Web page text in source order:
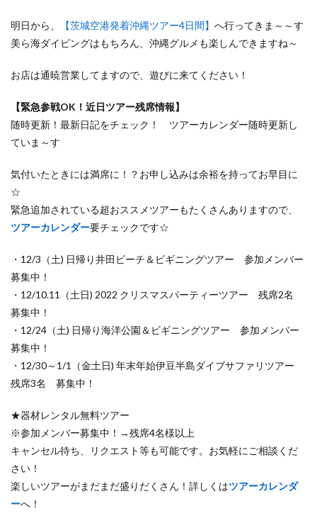
明日から、 【茨城空港発着沖縄ツアー4日間】 へ行ってきま～～す
美ら海ダイビングはもちろん、沖縄グルメも楽しんできますね～
お店は通暁営業してますので、遊びに来てください！
【緊急参戦OK！近日ツアー残席情報】
随時更新！最新日記をチェック！ ツアーカレンダー随時更新し
ていま～す
気付いたときには満席に！？お申し込みは余裕を持ってお早目に
☆
緊急追加されている超おススメツアーもたくさんありますので、
ツアーカレンダー要チェックです☆
・12/3（土) 日帰り井田ビーチ＆ビギニングツアー 参加メンバー
募集中！
・12/10.11（土日) 2022 クリスマスパーティーツアー 残席2名
募集中！
・12/24（土) 日帰り海洋公園＆ビギニングツアー 参加メンバー
募集中！
・12/30～1/1（金土日) 年末年始伊豆半島ダイブサファリツアー
残席3名 募集中！
★器材レンタル無料ツアー
※参加メンバー募集中！→残席4名様以上
キャンセル待ち、リクエスト等も可能です。お気軽にご相談くだ
さい！
楽しいツアーがまだまだ盛りだくさん！詳しくはツアーカレンダ
ーへ！